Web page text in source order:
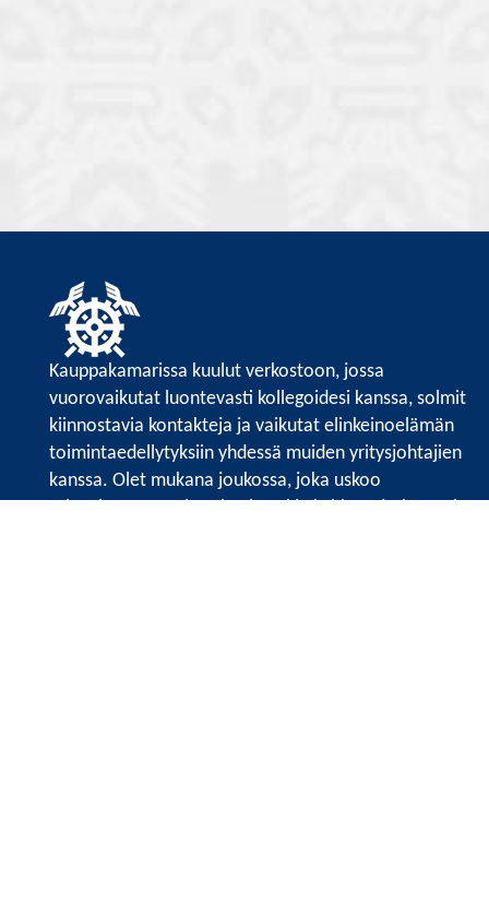
Kauppakamarissa kuulut verkostoon, jossa
vuorovaikutat luontevasti kollegoidesi kanssa, solmit
kiinnostavia kontakteja ja vaikutat elinkeinoelämän
toimintaedellytyksiin yhdessä muiden yritysjohtajien
kanssa. Olet mukana joukossa, joka uskoo